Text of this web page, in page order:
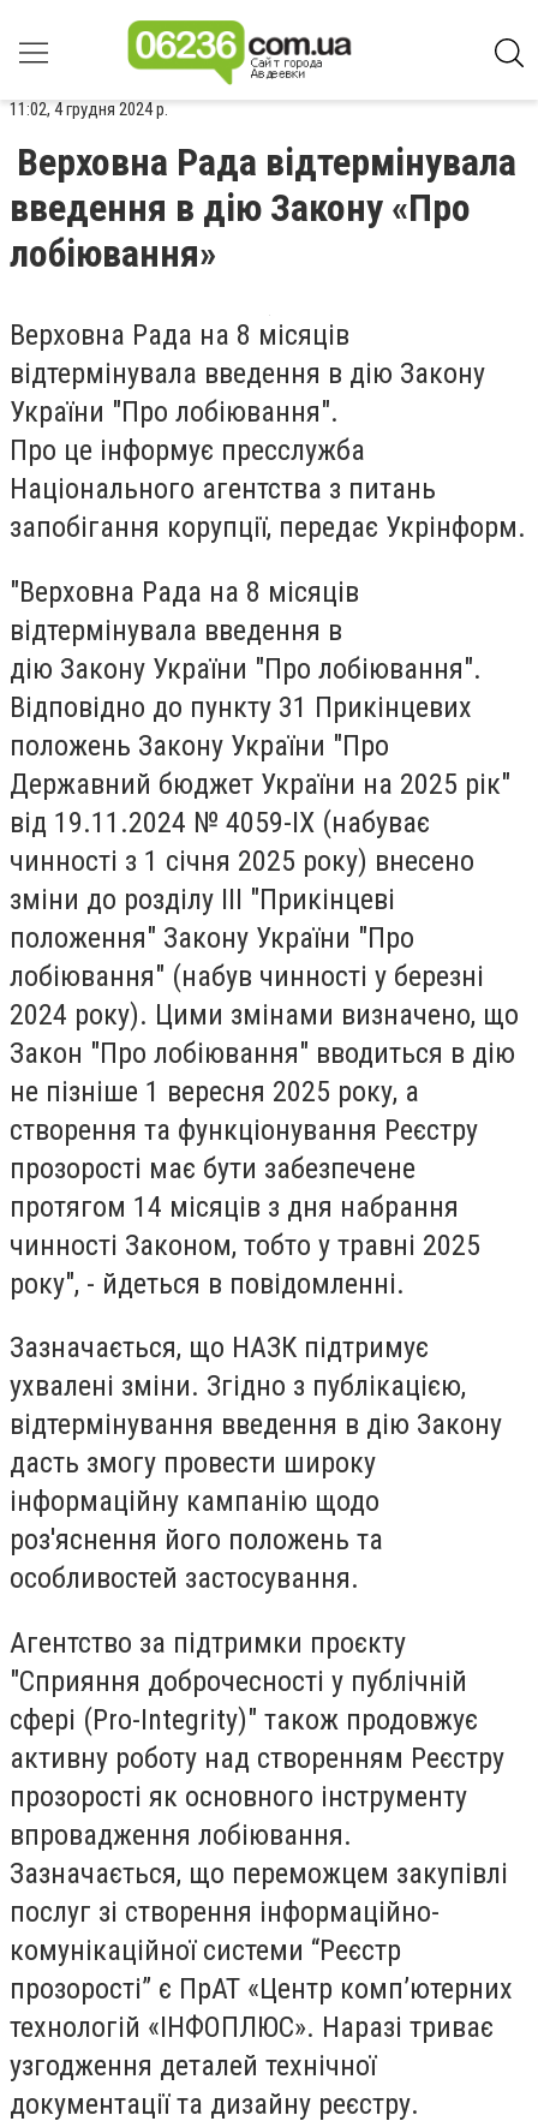
11:02, 4 грудня 2024 р.
Верховна Рада відтермінувала
введення в дію Закону «Про
лобіювання»
Верховна Рада на 8 місяців
відтермінувала введення в дію Закону
України "Про лобіювання".
Про це інформує пресслужба
Національного агентства з питань
запобігання корупції, передає Укрінформ.
"Верховна Рада на 8 місяців
відтермінувала введення в
дію Закону України "Про лобіювання".
Відповідно до пункту 31 Прикінцевих
положень Закону України "Про
Державний бюджет України на 2025 рік"
від 19.11.2024 № 4059-IX (набуває
чинності з 1 січня 2025 року) внесено
зміни до розділу ІІІ "Прикінцеві
положення" Закону України "Про
лобіювання" (набув чинності у березні
2024 року). Цими змінами визначено, що
Закон "Про лобіювання" вводиться в дію
не пізніше 1 вересня 2025 року, а
створення та функціонування Реєстру
прозорості має бути забезпечене
протягом 14 місяців з дня набрання
чинності Законом, тобто у травні 2025
року", - йдеться в повідомленні.
Зазначається, що НАЗК підтримує
ухвалені зміни. Згідно з публікацією,
відтермінування введення в дію Закону
дасть змогу провести широку
інформаційну кампанію щодо
роз'яснення його положень та
особливостей застосування.
Агентство за підтримки проєкту
"Сприяння доброчесності у публічній
сфері (Pro-Integrity)" також продовжує
активну роботу над створенням Реєстру
прозорості як основного інструменту
впровадження лобіювання.
Зазначається, що переможцем закупівлі
послуг зі створення інформаційно-
комунікаційної системи “Реєстр
прозорості” є ПрАТ «Центр комп’ютерних
технологій «ІНФОПЛЮС». Наразі триває
узгодження деталей технічної
документації та дизайну реєстру.